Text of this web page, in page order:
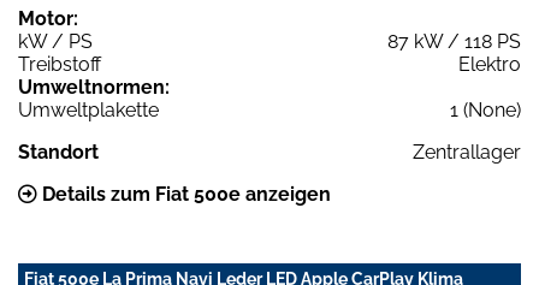
Motor:
kW / PS
87 kW / 118 PS
Treibstoff
Elektro
Umweltnormen:
Umweltplakette
1 (None)
Standort
Zentrallager
Details zum Fiat 500e anzeigen
Fiat 500e La Prima Navi Leder LED Apple CarPlay Klima